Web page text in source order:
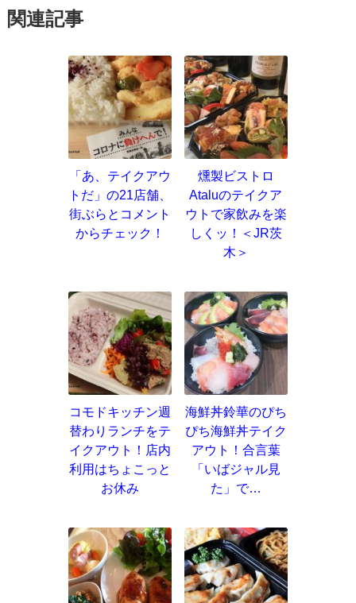
関連記事
「あ、テイクアウ
トだ」の21店舗、
街ぶらとコメント
からチェック！
燻製ビストロ
Ataluのテイクア
ウトで家飲みを楽
しくッ！＜JR茨
木＞
コモドキッチン週
替わりランチをテ
イクアウト！店内
利用はちょこっと
お休み
海鮮丼鈴華のぴち
ぴち海鮮丼テイク
アウト！合言葉
「いばジャル見
た」で…